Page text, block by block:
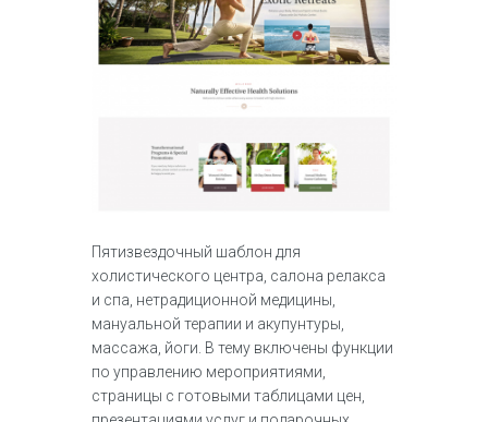
Пятизвездочный шаблон для
холистического центра, салона релакса
и спа, нетрадиционной медицины,
мануальной терапии и акупунтуры,
массажа, йоги. В тему включены функции
по управлению мероприятиями,
страницы с готовыми таблицами цен,